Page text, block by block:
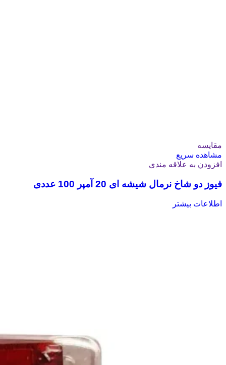
مقایسه
مشاهده سریع
افزودن به علاقه مندی
فیوز دو شاخ نرمال شیشه ای 20 آمپر 100 عددی
اطلاعات بیشتر